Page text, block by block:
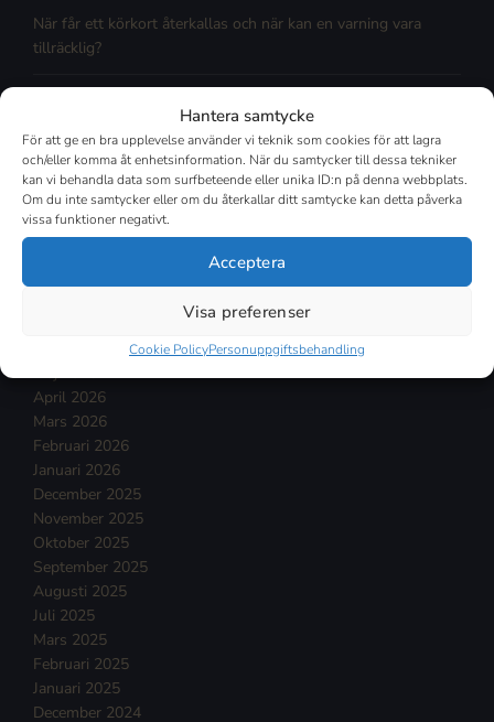
Hantera samtycke
För att ge en bra upplevelse använder vi teknik som cookies för att lagra
och/eller komma åt enhetsinformation. När du samtycker till dessa tekniker
kan vi behandla data som surfbeteende eller unika ID:n på denna webbplats.
Om du inte samtycker eller om du återkallar ditt samtycke kan detta påverka
vissa funktioner negativt.
Acceptera
Visa preferenser
Cookie PolicyPersonuppgiftsbehandling
När får ett körkort återkallas och när kan en varning vara
tillräcklig?
Är det olagligt att rymma från fängelset?
Vad är säkerhetsförvaring?
April 2026
Mars 2026
Februari 2026
Januari 2026
December 2025
November 2025
Oktober 2025
September 2025
Augusti 2025
Juli 2025
Mars 2025
Februari 2025
Januari 2025
December 2024